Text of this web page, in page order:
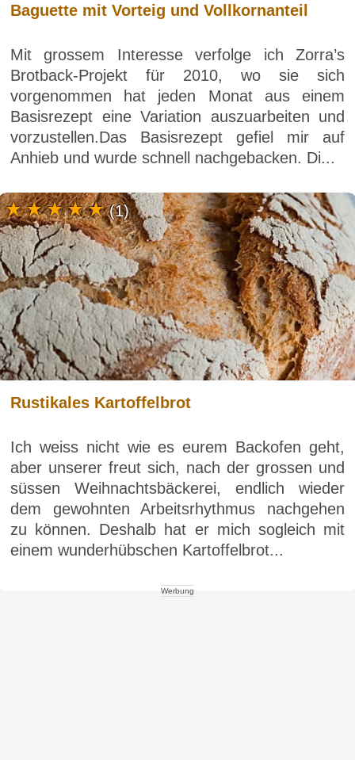
Baguette mit Vorteig und Vollkornanteil
Mit grossem Interesse verfolge ich Zorra’s
Brotback-Projekt für 2010, wo sie sich
vorgenommen hat jeden Monat aus einem
Basisrezept eine Variation auszuarbeiten und
vorzustellen.Das Basisrezept gefiel mir auf
Anhieb und wurde schnell nachgebacken. Di...
Rustikales Kartoffelbrot
Ich weiss nicht wie es eurem Backofen geht,
aber unserer freut sich, nach der grossen und
süssen Weihnachtsbäckerei, endlich wieder
dem gewohnten Arbeitsrhythmus nachgehen
zu können. Deshalb hat er mich sogleich mit
einem wunderhübschen Kartoffelbrot...
(1)
Werbung